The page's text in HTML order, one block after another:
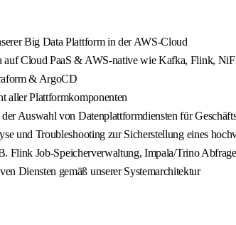
Big Data Plattform in der AWS-Cloud
auf Cloud PaaS & AWS-native wie Kafka, Flink,
& ArgoCD
aller Plattformkomponenten
Auswahl von Datenplattformdiensten für
und Troubleshooting zur Sicherstellung eines
Flink Job-Speicherverwaltung, Impala/Trino
Diensten gemäß unserer Systemarchitektur